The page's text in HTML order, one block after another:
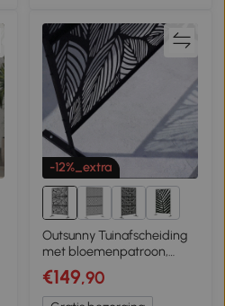
-12%_extra
1+
Outsunny Tuinafscheiding
met bloemenpatroon,
metaal, 122 x 45 x 198 cm,
zwart
€149,90